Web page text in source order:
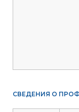
СВЕДЕНИЯ О